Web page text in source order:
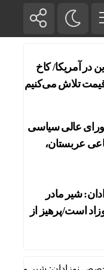
در آمریکا/ کاخ
تلاش می‌کنیم
عالی سیاسی
عربستان،
شیر مادر
است/پرهیز از